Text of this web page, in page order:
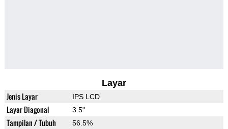
Layar
Jenis Layar IPS LCD
Layar Diagonal 3.5"
Tampilan / Tubuh 56.5%